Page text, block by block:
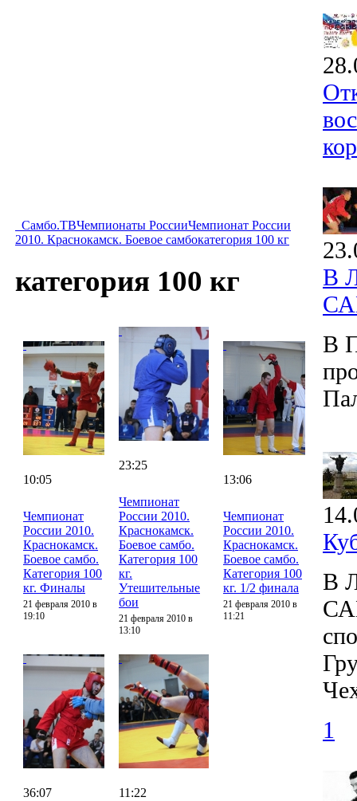
Самбо.ТВЧемпионаты РоссииЧемпионат России
2010. Краснокамск. Боевое самбокатегория 100 кг
категория 100 кг
10:05
Чемпионат
России 2010.
Краснокамск.
Боевое самбо.
Категория 100
кг. Финалы
21 февраля 2010 в
19:10
23:25
Чемпионат
России 2010.
Краснокамск.
Боевое самбо.
Категория 100
кг.
Утешительные
бои
21 февраля 2010 в
13:10
13:06
Чемпионат
России 2010.
Краснокамск.
Боевое самбо.
Категория 100
кг. 1/2 финала
21 февраля 2010 в
11:21
36:07 11:22
В
В
В
1